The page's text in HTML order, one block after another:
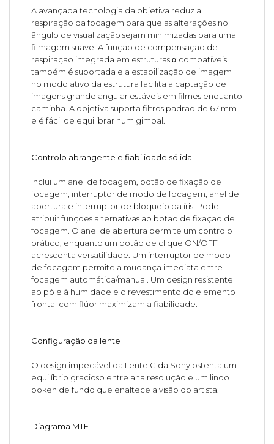
A avançada tecnologia da objetiva reduz a
respiração da focagem para que as alterações no
ângulo de visualização sejam minimizadas para uma
filmagem suave. A função de compensação de
respiração integrada em estruturas α compatíveis
também é suportada e a estabilização de imagem
no modo ativo da estrutura facilita a captação de
imagens grande angular estáveis em filmes enquanto
caminha. A objetiva suporta filtros padrão de 67 mm
e é fácil de equilibrar num gimbal.
Controlo abrangente e fiabilidade sólida
Inclui um anel de focagem, botão de fixação de
focagem, interruptor de modo de focagem, anel de
abertura e interruptor de bloqueio da íris. Pode
atribuir funções alternativas ao botão de fixação de
focagem. O anel de abertura permite um controlo
prático, enquanto um botão de clique ON/OFF
acrescenta versatilidade. Um interruptor de modo
de focagem permite a mudança imediata entre
focagem automática/manual. Um design resistente
ao pó e à humidade e o revestimento do elemento
frontal com flúor maximizam a fiabilidade.
Configuração da lente
O design impecável da Lente G da Sony ostenta um
equilíbrio gracioso entre alta resolução e um lindo
bokeh de fundo que enaltece a visão do artista.
Diagrama MTF